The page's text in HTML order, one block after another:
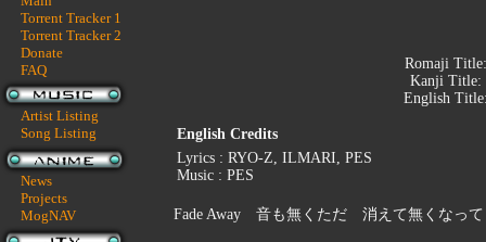
Torrent Tracker 1
Torrent Tracker 2
Donate
FAQ
Artist Listing
Song Listing
News
Projects
MogNAV
Romaji
Kanji Title:
English
English Credits
Lyrics : RYO-Z, ILMARI, PES
Music : PES
Fade Away 音も無くただ 消えて無くなっ